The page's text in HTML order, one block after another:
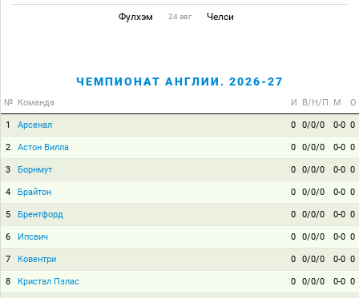
Фулхэм 24 авг Челси
ЧЕМПИОНАТ АНГЛИИ. 2026-27
№ Команда И В/Н/П М О
1 Арсенал 0 0/0/0 0-0 0
2 Астон Вилла 0 0/0/0 0-0 0
3 Борнмут 0 0/0/0 0-0 0
4 Брайтон 0 0/0/0 0-0 0
5 Брентфорд 0 0/0/0 0-0 0
6 Ипсвич 0 0/0/0 0-0 0
7 Ковентри 0 0/0/0 0-0 0
8 Кристал Пэлас 0 0/0/0 0-0 0